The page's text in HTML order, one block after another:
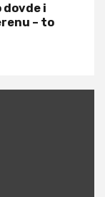
dovde i
– to